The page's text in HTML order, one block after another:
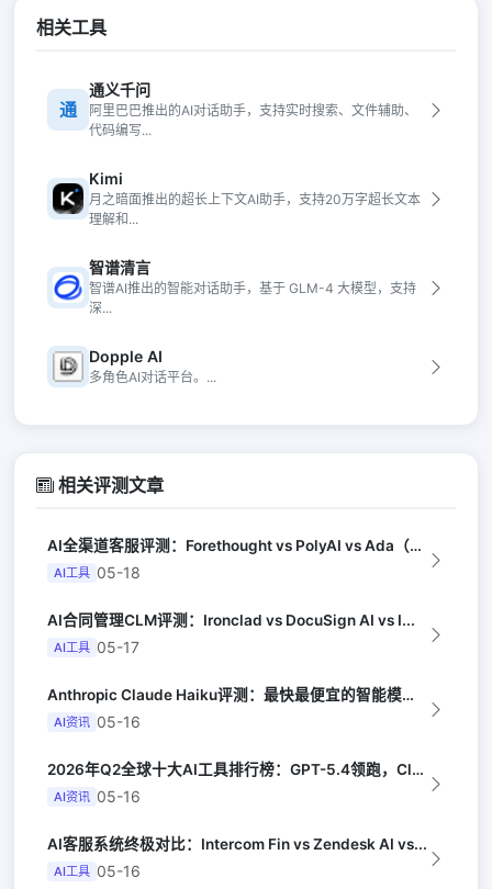
相关工具
通
通义千问
阿里巴巴推出的AI对话助手，支持实时搜索、文件辅助、
代码编写...
Kimi
月之暗面推出的超长上下文AI助手，支持20万字超长文本
理解和...
智谱清言
智谱AI推出的智能对话助手，基于 GLM-4 大模型，支持
深...
Dopple AI
多角色AI对话平台。...
相关评测文章
AI全渠道客服评测：Forethought vs PolyAI vs Ada（G...
AI工具 05-18
AI合同管理CLM评测：Ironclad vs DocuSign AI vs I...
AI工具 05-17
Anthropic Claude Haiku评测：最快最便宜的智能模型（Late...
AI资讯 05-16
2026年Q2全球十大AI工具排行榜：GPT-5.4领跑，Claude Opus...
AI资讯 05-16
AI客服系统终极对比：Intercom Fin vs Zendesk AI vs...
AI工具 05-16